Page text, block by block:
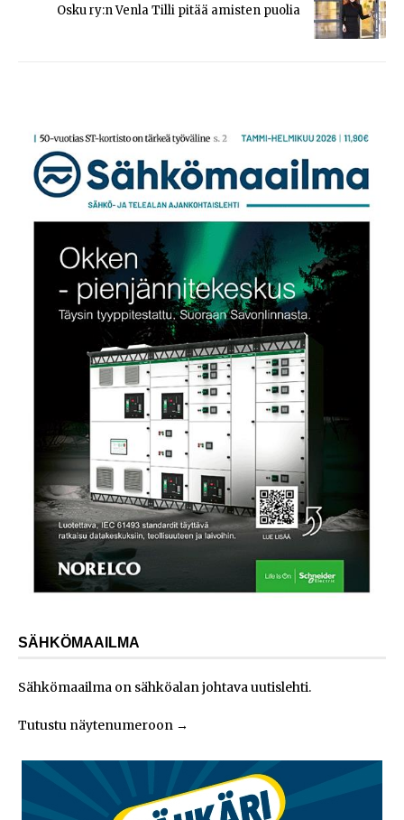
Osku ry:n Venla Tilli pitää amisten puolia
SÄHKÖMAAILMA
Sähkömaailma on sähköalan johtava uutislehti.
Tutustu näytenumeroon →